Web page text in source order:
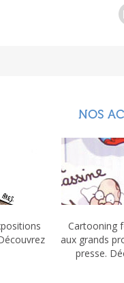
NOS
Cartooning
aux grands
presse.